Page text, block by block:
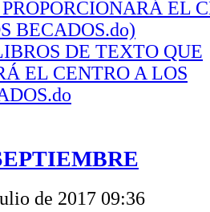
DE TEXTO QUE
EL CENTRO A LOS
de 2017 09:36